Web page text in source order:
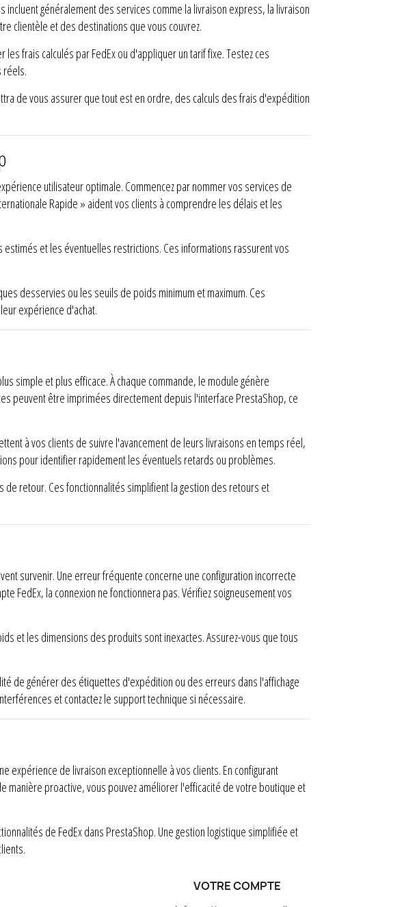
généralement des services comme la livraison express, la livraison
clientèle et des destinations que vous couvrez.
frais calculés par FedEx ou d'appliquer un tarif fixe. Testez ces
réels.
de vous assurer que tout est en ordre, des calculs des frais d'expédition
utilisateur optimale. Commencez par nommer vos services de
Rapide » aident vos clients à comprendre les délais et les
et les éventuelles restrictions. Ces informations rassurent vos
desservies ou les seuils de poids minimum et maximum. Ces
expérience d'achat.
simple et plus efficace. À chaque commande, le module génère
peuvent être imprimées directement depuis l'interface PrestaShop, ce
à vos clients de suivre l'avancement de leurs livraisons en temps réel,
pour identifier rapidement les éventuels retards ou problèmes.
retour. Ces fonctionnalités simplifient la gestion des retours et
survenir. Une erreur fréquente concerne une configuration incorrecte
FedEx, la connexion ne fonctionnera pas. Vérifiez soigneusement vos
et les dimensions des produits sont inexactes. Assurez-vous que tous
de générer des étiquettes d'expédition ou des erreurs dans l'affichage
et contactez le support technique si nécessaire.
de livraison exceptionnelle à vos clients. En configurant
manière proactive, vous pouvez améliorer l'efficacité de votre boutique et
de FedEx dans PrestaShop. Une gestion logistique simplifiée et
VOTRE COMPTE